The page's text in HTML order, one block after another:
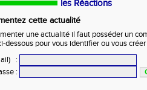
les Réactions
cette actualité
une actualité il faut posséder un
dessous pour vous identifier ou vous
:
: